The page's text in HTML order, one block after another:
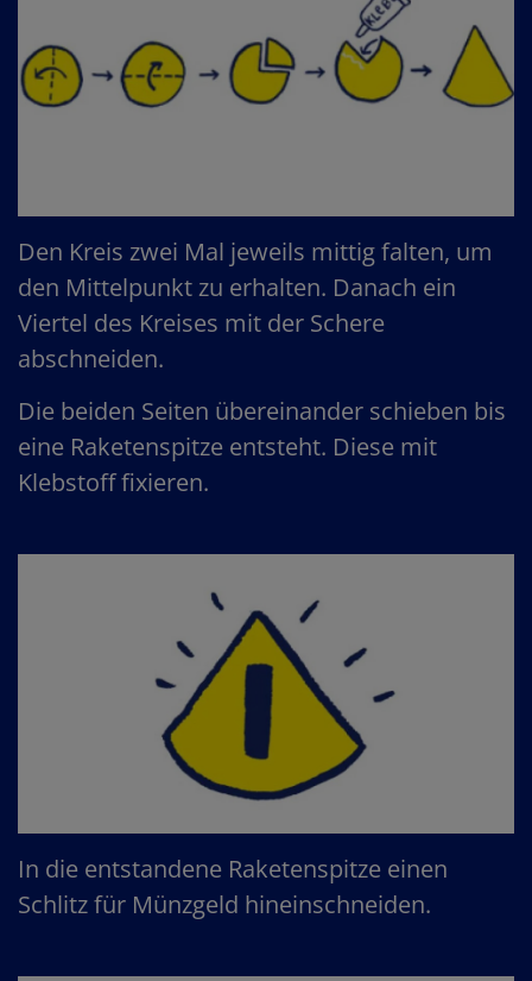
Den Kreis zwei Mal jeweils mittig falten, um
den Mittelpunkt zu erhalten. Danach ein
Viertel des Kreises mit der Schere
abschneiden.
Die beiden Seiten übereinander schieben bis
eine Raketenspitze entsteht. Diese mit
Klebstoff fixieren.
In die entstandene Raketenspitze einen
Schlitz für Münzgeld hineinschneiden.